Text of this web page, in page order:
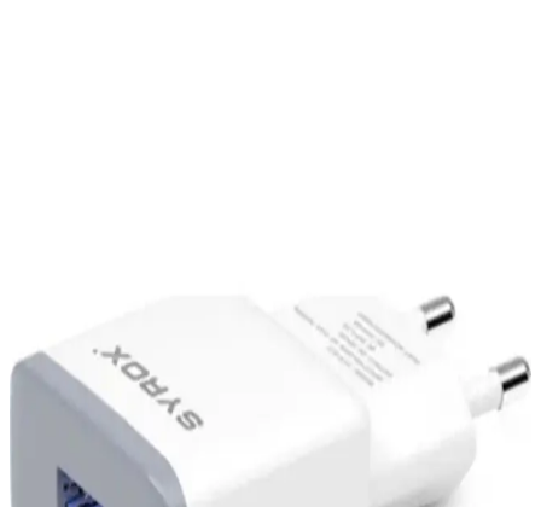
performanslı işlemci ve güçlü kamerasıyla orta segmentte öne çıkan,
uzun ömürlü batarya ve 5G desteği sunan bir akıllı telefon.
Araç İçi Telefon Şarj Cihazları Karşılaştırması: ACL
38w ve Favors Ürünleri Analizi
ACL 38w ve Favors araç içi şarj cihazlarının özellikleri, kullanıcı
yorumları ve karşılaştırmasıyla, seyahatlerde hızlı ve güvenli şarj için
en uygun seçeneği bulun.